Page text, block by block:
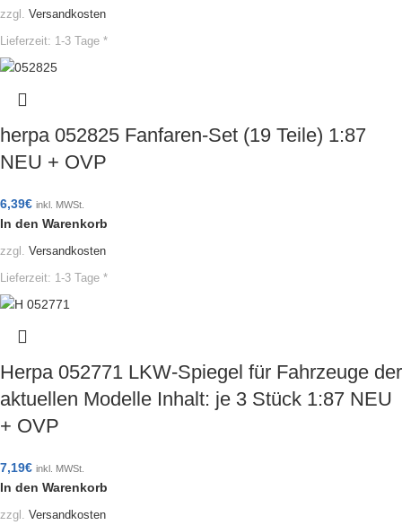
zzgl. Versandkosten
Lieferzeit: 1-3 Tage *
herpa 052825 Fanfaren-Set (19 Teile) 1:87
NEU + OVP
6,39€ inkl. MWSt.
In den Warenkorb
zzgl. Versandkosten
Lieferzeit: 1-3 Tage *
Herpa 052771 LKW-Spiegel für Fahrzeuge der
aktuellen Modelle Inhalt: je 3 Stück 1:87 NEU
+ OVP
7,19€ inkl. MWSt.
In den Warenkorb
zzgl. Versandkosten